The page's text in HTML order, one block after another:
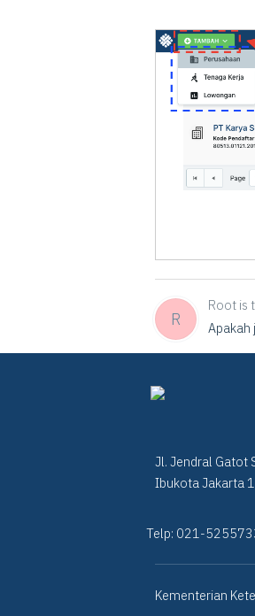
R
Root is
Apakah
Jl. Jendral Gatot
Ibukota Jakarta
Telp: 021-
Kementerian